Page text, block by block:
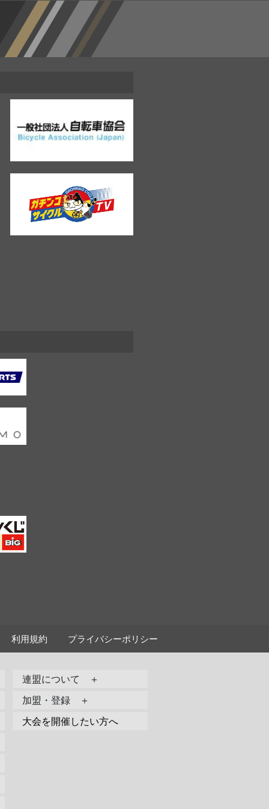
利用規約 プライバシーポリシー
連盟について ＋
加盟・登録 ＋
大会を開催したい方へ